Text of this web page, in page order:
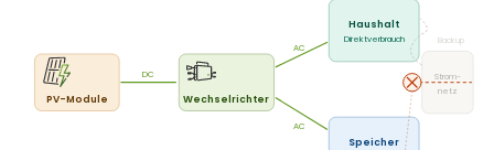
PV-Module
DC
Wechselrichter
AC
AC
Haushalt
Direktverbrauch
Speicher
Strom-
netz
Backup